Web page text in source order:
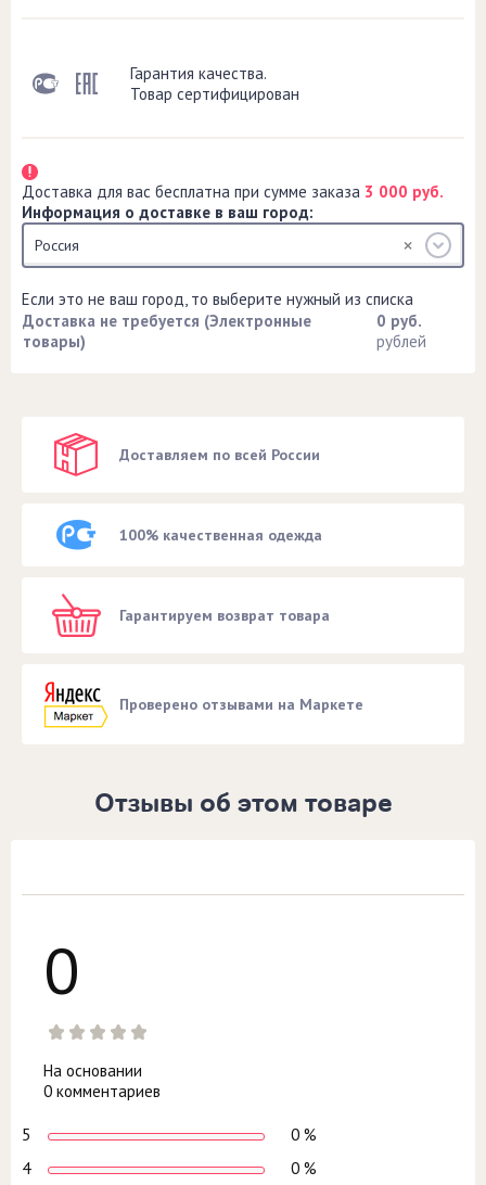
Гарантия качества.
Товар сертифицирован
Доставка для вас бесплатна при сумме заказа 3 000 руб.
Информация о доставке в ваш город:
Россия
Если это не ваш город, то выберите нужный из списка
Доставка не требуется (Электронные
товары)
0 руб.
рублей
Доставляем по всей России
100% качественная одежда
Гарантируем возврат товара
Проверено отзывами на Маркете
Отзывы об этом товаре
0
На основании
0 комментариев
5
0 %
4
0 %